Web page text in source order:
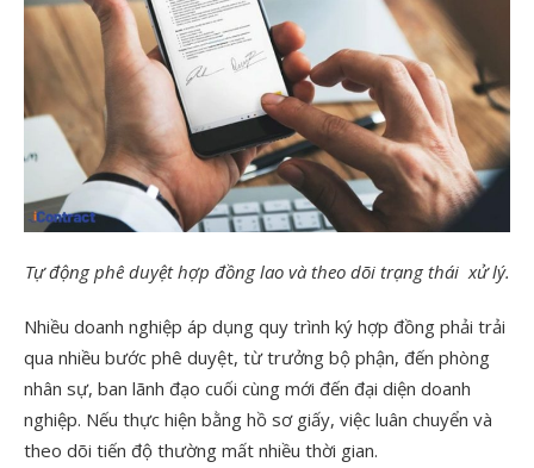
Tự động phê duyệt hợp đồng lao và theo dõi trạng thái xử lý.
Nhiều doanh nghiệp áp dụng quy trình ký hợp đồng phải trải
qua nhiều bước phê duyệt, từ trưởng bộ phận, đến phòng
nhân sự, ban lãnh đạo cuối cùng mới đến đại diện doanh
nghiệp. Nếu thực hiện bằng hồ sơ giấy, việc luân chuyển và
theo dõi tiến độ thường mất nhiều thời gian.